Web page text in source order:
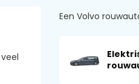
Een Volvo